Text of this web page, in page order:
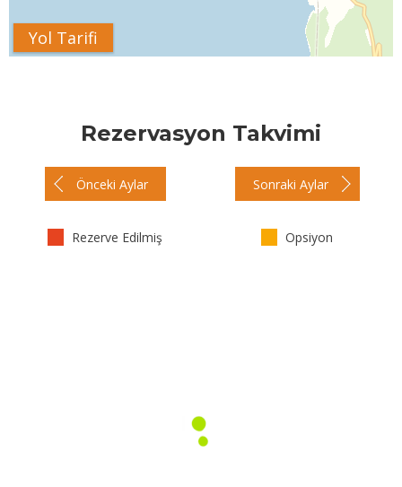
Yol Tarifi
Rezervasyon Takvimi
Önceki Aylar Sonraki Aylar
Rezerve Edilmiş Opsiyon